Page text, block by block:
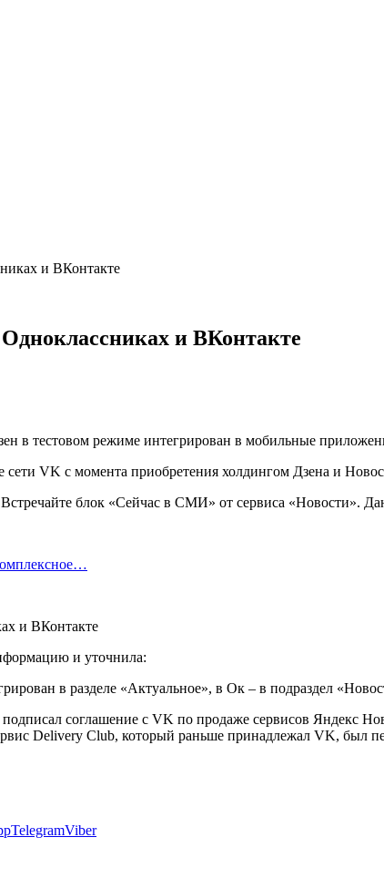
и ВКонтакте
и ВКонтакте
в тестовом режиме интегрирован в мобильные
сети VK с момента приобретения холдингом Дзена и
блок «Сейчас в СМИ» от сервиса «Новости».
и уточнила:
в разделе «Актуальное», в Ок – в подраздел
соглашение с VK по продаже сервисов Яндекс
Delivery Club, который раньше принадлежал VK, был
TelegramViber